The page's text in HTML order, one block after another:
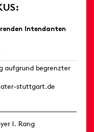
Intendanten
aufgrund begrenzter
stuttgart.de
I. Rang